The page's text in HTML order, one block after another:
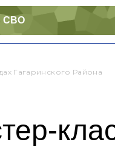
СВО
Гагаринского Района